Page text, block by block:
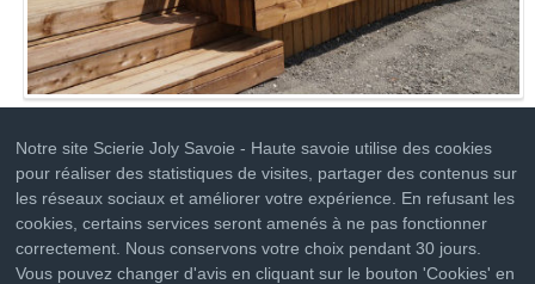
Notre site Scierie Joly Savoie - Haute savoie utilise des cookies
pour réaliser des statistiques de visites, partager des contenus sur
les réseaux sociaux et améliorer votre expérience. En refusant les
cookies, certains services seront amenés à ne pas fonctionner
correctement. Nous conservons votre choix pendant 30 jours.
Vous pouvez changer d'avis en cliquant sur le bouton 'Cookies' en